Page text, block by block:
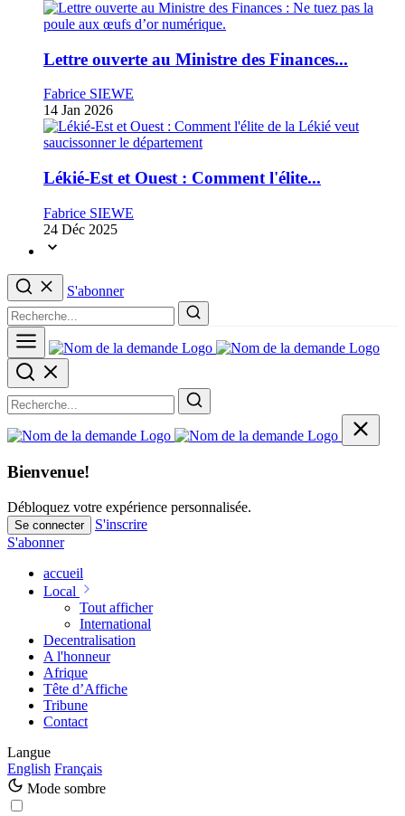
Lettre ouverte au Ministre des Finances...
Fabrice SIEWE
14 Jan 2026
Lékié-Est et Ouest : Comment l'élite...
Fabrice SIEWE
24 Déc 2025
S'abonner
Bienvenue!
Débloquez votre expérience personnalisée.
Se connecter
S'inscrire
S'abonner
accueil
Local
Tout afficher
International
Decentralisation
A l'honneur
Afrique
Tête d’Affiche
Tribune
Contact
Langue
English Français
Mode sombre